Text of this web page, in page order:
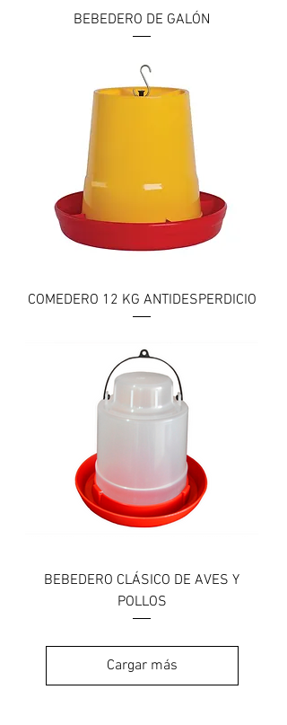
BEBEDERO DE GALÓN
COMEDERO 12 KG ANTIDESPERDICIO
BEBEDERO CLÁSICO DE AVES Y
POLLOS
Cargar más